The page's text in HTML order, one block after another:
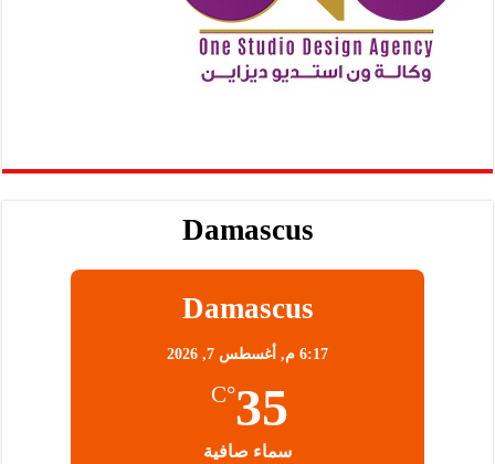
Damascus
Damascus
6:17 م, أغسطس 7, 2026
35
°C
سماء صافية